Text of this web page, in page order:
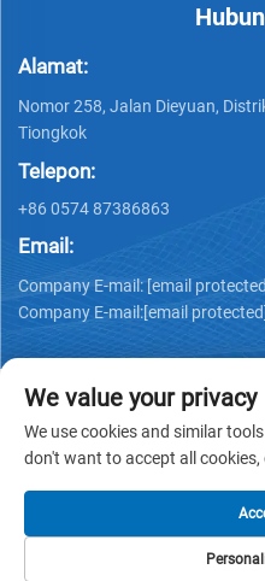
Alamat:
Nomor 258, Jalan Dieyuan,
Tiongkok
Telepon:
+86 0574 87386863
Email:
Company E-mail: [email
Company E-mail:[email protected]
Kebijakan Privasi
We value your privacy
We use cookies and similar
don't want to accept all cookies,